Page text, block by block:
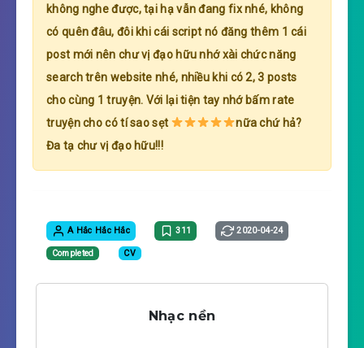
không nghe được, tại hạ vẫn đang fix nhé, không
có quên đâu, đôi khi cái script nó đăng thêm 1 cái
post mới nên chư vị đạo hữu nhớ xài chức năng
search trên website nhé, nhiều khi có 2, 3 posts
cho cùng 1 truyện. Với lại tiện tay nhớ bấm rate
truyện cho có tí sao sẹt
nữa chứ hả?
Đa tạ chư vị đạo hữu!!!
A Hắc Hắc Hắc 311 2020-04-24
Completed CV
Nhạc nền